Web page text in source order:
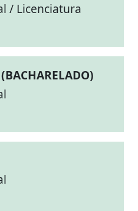
/ Licenciatura